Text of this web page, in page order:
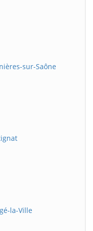
sur-Saône
la-Ville